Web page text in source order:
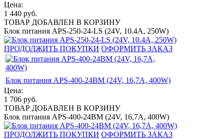
Цена:
1 440 руб.
ТОВАР ДОБАВЛЕН В КОРЗИНУ
Блок питания APS-250-24-LS (24V, 10.4A, 250W)
ПРОДОЛЖИТЬ ПОКУПКИ ОФОРМИТЬ ЗАКАЗ
Блок питания APS-400-24BM (24V, 16,7A, 400W)
Цена:
1 706 руб.
ТОВАР ДОБАВЛЕН В КОРЗИНУ
Блок питания APS-400-24BM (24V, 16,7A, 400W)
ПРОДОЛЖИТЬ ПОКУПКИ ОФОРМИТЬ ЗАКАЗ